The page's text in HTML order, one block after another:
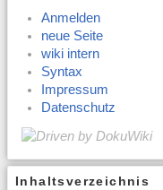
Anmelden
neue Seite
wiki intern
Syntax
Impressum
Datenschutz
Inhaltsverzeichnis